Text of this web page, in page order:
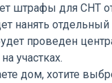
штрафы для СНТ
нанять отдельный
проведен
участках.
дом, хотите